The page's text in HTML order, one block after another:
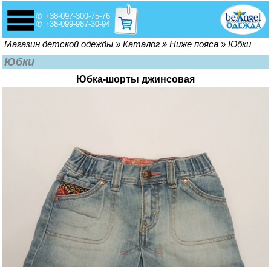
✆ +38-097-300-75-76
✆ +38-099-987-30-94
Вы здесь
Магазин детской одежды » Каталог » Ниже пояса » Юбки
Юбки
Юбка-шорты джинсовая